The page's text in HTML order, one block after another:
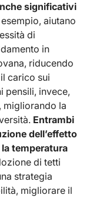
significativi
aiutano
di
in
riducendo
carico sui
pensili, invece,
migliorando la
Entrambi
dell’effetto
temperatura
di tetti
strategia
migliorare il